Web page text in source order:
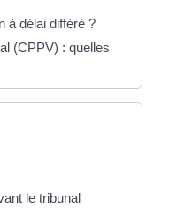
à délai différé ?
(CPPV) : quelles
le tribunal